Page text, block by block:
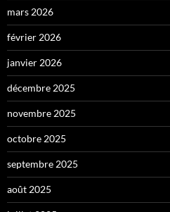
mars 2026
février 2026
janvier 2026
décembre 2025
novembre 2025
octobre 2025
septembre 2025
août 2025